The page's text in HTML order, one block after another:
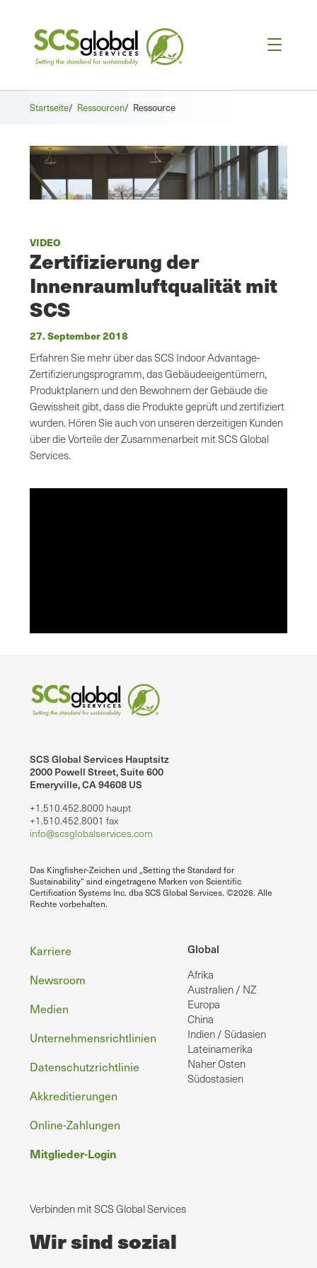
Startseite/ Ressourcen/ Ressource
VIDEO
Zertifizierung der
Innenraumluftqualität mit
SCS
27. September 2018
Erfahren Sie mehr über das SCS Indoor Advantage-
Zertifizierungsprogramm, das Gebäudeeigentümern,
Produktplanern und den Bewohnern der Gebäude die
Gewissheit gibt, dass die Produkte geprüft und zertifiziert
wurden. Hören Sie auch von unseren derzeitigen Kunden
über die Vorteile der Zusammenarbeit mit SCS Global
Services.
SCS Global Services Hauptsitz
2000 Powell Street, Suite 600
Emeryville, CA 94608 US
+1.510.452.8000 haupt
+1.510.452.8001 fax
info@scsglobalservices.com
Das Kingfisher-Zeichen und „Setting the Standard for
Sustainability“ sind eingetragene Marken von Scientific
Certification Systems Inc. dba SCS Global Services. ©2026. Alle
Rechte vorbehalten.
Global
Afrika
Australien / NZ
Europa
China
Indien / Südasien
Lateinamerika
Naher Osten
Südostasien
Fußzeile
Karriere
Newsroom
Medien
Unternehmensrichtlinien
Datenschutzrichtlinie
Akkreditierungen
Online-Zahlungen
Mitglieder-Login
Verbinden mit SCS Global Services
Wir sind sozial